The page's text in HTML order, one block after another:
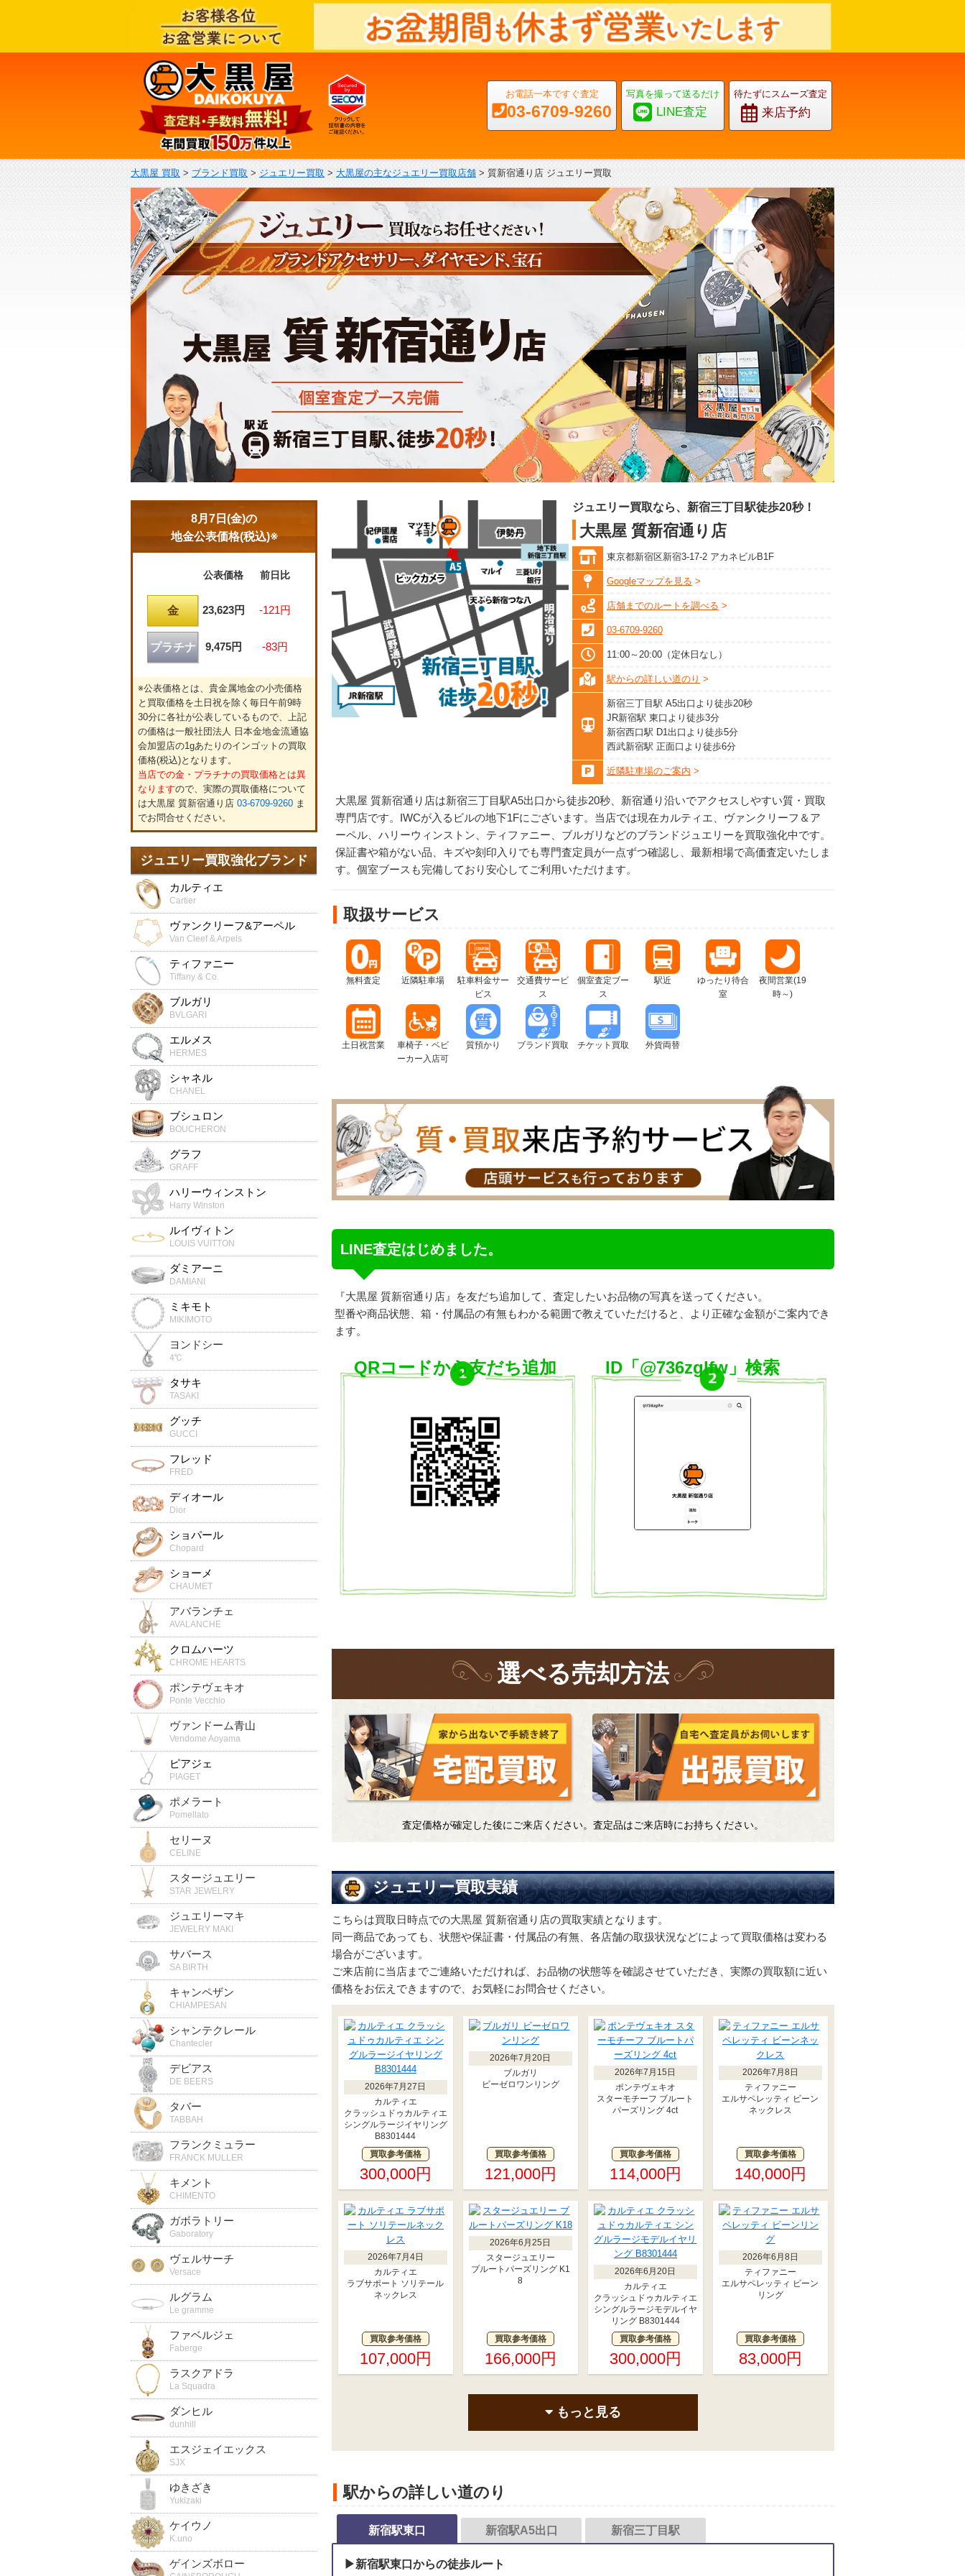
お電話一本ですぐ査定
03-6709-9260
写真を撮って送るだけ
LINE査定
待たずにスムーズ査定
来店予約
大黒屋 買取 >ブランド買取> ジュエリー買取> 大黒屋の主なジュエリー買取店舗> 質新宿通り店 ジュエリー買取
ジュエリー買取なら、新宿三丁目駅徒歩20秒！
大黒屋 質新宿通り店
東京都新宿区新宿3-17-2 アカネビルB1F
Googleマップを見る
店舗までのルートを調べる
03-6709-9260
11:00～20:00（定休日なし）
駅からの詳しい道のり
新宿三丁目駅 A5出口より徒歩20秒
JR新宿駅 東口より徒歩3分
新宿西口駅 D1出口より徒歩5分
西武新宿駅 正面口より徒歩6分
近隣駐車場のご案内
大黒屋 質新宿通り店は新宿三丁目駅A5出口から徒歩20秒、新宿通り沿いでアクセスしやすい質・買取
専門店です。IWCが入るビルの地下1Fにございます。当店では現在カルティエ、ヴァンクリーフ＆ア
ーペル、ハリーウィンストン、ティファニー、ブルガリなどのブランドジュエリーを買取強化中です。
保証書や箱がない品、キズや刻印入りでも専門査定員が一点ずつ確認し、最新相場で高価査定いたしま
す。個室ブースも完備しており安心してご利用いただけます。
取扱サービス
無料査定 近隣駐車場
駐車料金サー
ビス
交通費サービ
ス
個室査定ブー
ス
駅近
ゆったり待合
室
夜間営業(19
時～)
土日祝営業
車椅子・ベビ
ーカー入店可
質預かり ブランド買取 チケット買取 外貨両替
LINE査定はじめました。
『大黒屋 質新宿通り店』を友だち追加して、査定したいお品物の写真を送ってください。
型番や商品状態、箱・付属品の有無もわかる範囲で教えていただけると、より正確な金額がご案内でき
ます。
QRコードから友だち追加 ID「@736zglfw」検索
選べる売却方法
査定価格が確定した後にご来店ください。査定品はご来店時にお持ちください。
ジュエリー買取実績
こちらは買取日時点での大黒屋 質新宿通り店の買取実績となります。
同一商品であっても、状態や保証書・付属品の有無、各店舗の取扱状況などによって買取価格は変わる
場合がございます。
ご来店前に当店までご連絡いただければ、お品物の状態等を確認させていただき、実際の買取額に近い
価格をお伝えできますので、お気軽にお問合せください。
2026年7月27日
カルティエ
クラッシュドゥカルティエ
シングルラージイヤリング
B8301444
買取参考価格
300,000円
2026年7月20日
ブルガリ
ビーゼロワンリング
買取参考価格
121,000円
2026年7月15日
ポンテヴェキオ
スターモチーフ ブルート
パーズリング 4ct
買取参考価格
114,000円
2026年7月8日
ティファニー
エルサペレッティ ビーン
ネックレス
買取参考価格
140,000円
2026年7月4日
カルティエ
ラブサポート ソリテール
ネックレス
買取参考価格
107,000円
2026年6月25日
スタージュエリー
ブルートパーズリング K1
8
買取参考価格
166,000円
2026年6月20日
カルティエ
クラッシュドゥカルティエ
シングルラージモデルイヤ
リング B8301444
買取参考価格
300,000円
2026年6月8日
ティファニー
エルサペレッティ ビーン
リング
買取参考価格
83,000円
もっと見る
駅からの詳しい道のり
新宿駅東口 新宿駅A5出口 新宿三丁目駅
▶新宿駅東口からの徒歩ルート
8月7日(金)の
地金公表価格(税込)※
公表価格 前日比
金 23,623円 -121円
プラチナ 9,475円 -83円
※公表価格とは、貴金属地金の小売価格
と買取価格を土日祝を除く毎日午前9時
30分に各社が公表しているもので、上記
の価格は一般社団法人 日本金地金流通協
会加盟店の1gあたりのインゴットの買取
価格(税込)となります。
当店での金・プラチナの買取価格とは異
なりますので、実際の買取価格について
は大黒屋 質新宿通り店 03-6709-9260ま
でお問合せください。
ジュエリー買取強化ブランド
カルティエ
Cartier
ヴァンクリーフ&アーペル
Van Cleef & Arpels
ティファニー
Tiffany & Co.
ブルガリ
BVLGARI
エルメス
HERMES
シャネル
CHANEL
ブシュロン
BOUCHERON
グラフ
GRAFF
ハリーウィンストン
Harry Winston
ルイヴィトン
LOUIS VUITTON
ダミアーニ
DAMIANI
ミキモト
MIKIMOTO
ヨンドシー
4℃
タサキ
TASAKI
グッチ
GUCCI
フレッド
FRED
ディオール
Dior
ショパール
Chopard
ショーメ
CHAUMET
アバランチェ
AVALANCHE
クロムハーツ
CHROME HEARTS
ポンテヴェキオ
Ponte Vecchio
ヴァンドーム青山
Vendome Aoyama
ピアジェ
PIAGET
ポメラート
Pomellato
セリーヌ
CELINE
スタージュエリー
STAR JEWELRY
ジュエリーマキ
JEWELRY MAKI
サバース
SA BIRTH
キャンペザン
CHIAMPESAN
シャンテクレール
Chantecler
デビアス
DE BEERS
タバー
TABBAH
フランクミュラー
FRANCK MULLER
キメント
CHIMENTO
ガボラトリー
Gaboratory
ヴェルサーチ
Versace
ルグラム
Le gramme
ファベルジェ
Faberge
ラスクアドラ
La Squadra
ダンヒル
dunhill
エスジェイエックス
SJX
ゆきざき
Yukizaki
ケイウノ
K.uno
ゲインズボロー